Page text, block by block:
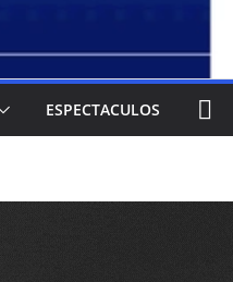
ESPECTACULOS